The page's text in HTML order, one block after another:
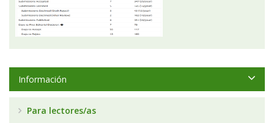
Información
Para lectores/as